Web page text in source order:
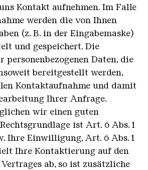
Kontakt aufnehmen. Im Falle
werden die von Ihnen
(z. B. in der Eingabemaske)
und gespeichert. Die
personenbezogenen Daten, die
bereitgestellt werden,
Kontaktaufnahme und damit
Ihrer Anfrage.
wir einen guten
ist Art. 6 Abs. 1
Ihre Einwilligung, Art. 6 Abs. 1
Ihre Kontaktierung auf den
ab, so ist zusätzliche